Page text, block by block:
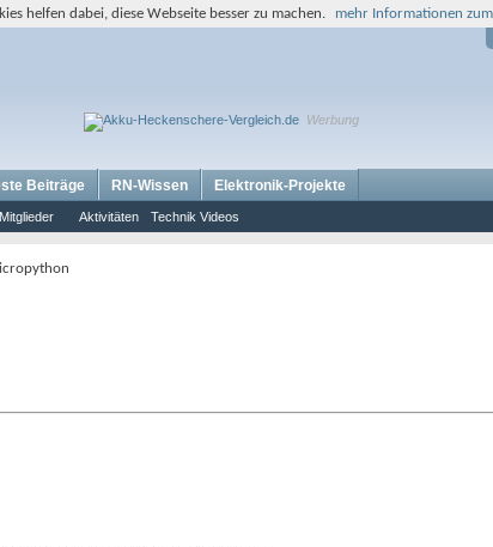
Werbung
Aktivitäten Technik Videos
Beiträge RN-Wissen Elektronik-Projekte
helfen dabei, diese Webseite besser zu machen. mehr Informationen